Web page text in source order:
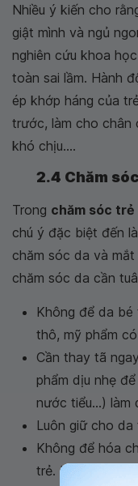
Nhiều ý kiến cho
giật mình và ngủ
nghiên cứu khoa
toàn sai lầm. Hành
ép khớp háng của
trước, làm cho chân
khó chịu....
2.4 Chăm
Trong chăm sóc
chú ý đặc biệt đến
chăm sóc da và
chăm sóc da cần
Không để da
thô, mỹ phẩm
Cần thay tã
phẩm dịu nhẹ
nước tiểu...) làm
Luôn giữ cho
Không để hóa
trẻ. Nếu trẻ bị